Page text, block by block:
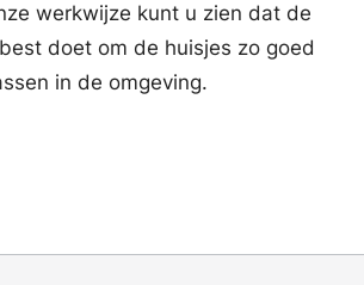
werkwijze kunt u zien dat de
doet om de huisjes zo goed
in de omgeving.